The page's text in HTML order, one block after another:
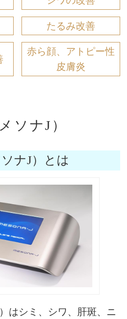
たるみ改善
赤ら顔、アトピー性
皮膚炎
ソナJ）
ナJ）とは
はシミ、シワ、肝斑、ニ